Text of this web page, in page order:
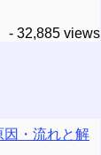
- 32,885 views
因・流れと解